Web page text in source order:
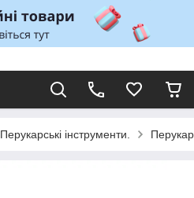
Перукарські інструменти.